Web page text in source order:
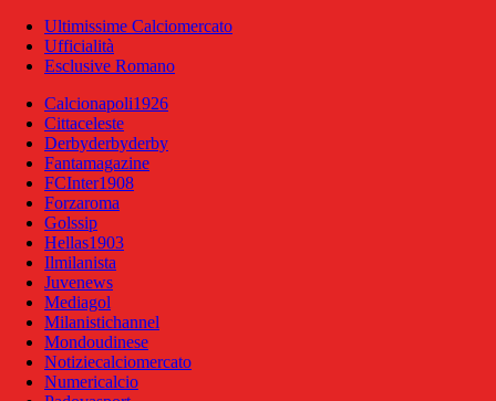
Ultimissime Calciomercato
Ufficialità
Esclusive Romano
Calcionapoli1926
Cittaceleste
Derbyderbyderby
Fantamagazine
FCInter1908
Forzaroma
Golssip
Hellas1903
Ilmilanista
Juvenews
Mediagol
Milanistichannel
Mondoudinese
Notiziecalciomercato
Numericalcio